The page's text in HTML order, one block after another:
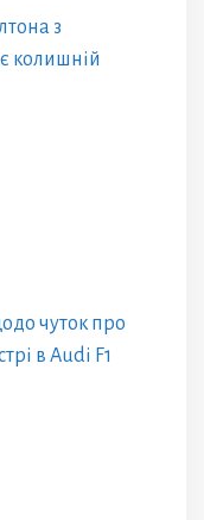
з
колишній
чуток про
в Audi F1